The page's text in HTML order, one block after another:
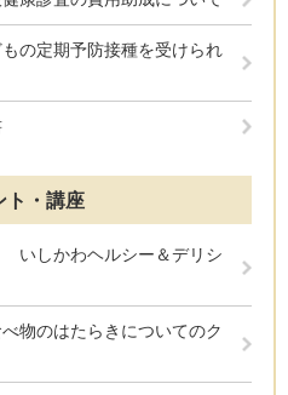
の定期予防接種を受けられ
ト・講座
いしかわヘルシー＆デリシ
物のはたらきについてのク